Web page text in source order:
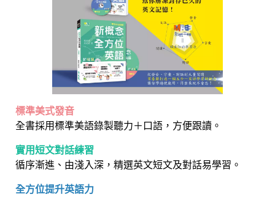
標準美式發音
全書採用標準美語錄製聽力＋口語，方便跟讀。
實用短文對話練習
循序漸進、由淺入深，精選英文短文及對話易學習。
全方位提升英語力